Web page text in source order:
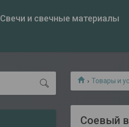
Свечи и свечные материалы
Товары и
Соевый